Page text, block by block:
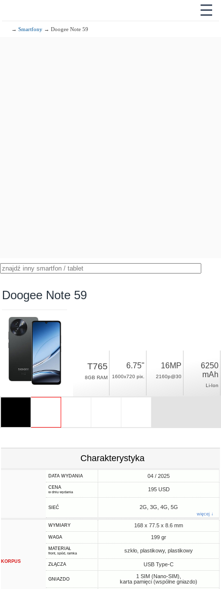
☰
→Smartfony → Doogee Note 59
Doogee Note 59
T765
8GB RAM
6.75"
1600x720 pix.
16MP
2160p@30
6250
mAh
Li-Ion
Charakterystyka
DATA WYDANIA 04 / 2025
CENA
w dniu wydania 195 USD
SIEĆ 2G, 3G, 4G, 5G
więcej ↓
KORPUS
WYMIARY 168 x 77.5 x 8.6 mm
WAGA 199 gr
MATERIAŁ
front, spód, ramka szkło, plastikowy, plastikowy
ZŁĄCZA USB Type-C
GNIAZDO
1 SIM (Nano-SIM),
karta pamięci (wspólne gniazdo)